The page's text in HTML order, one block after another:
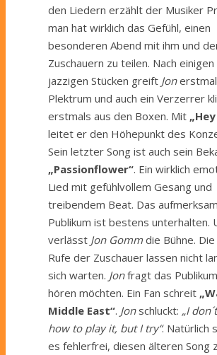
den Liedern erzählt der Musiker
man hat wirklich das Gefühl, einen
besonderen Abend mit ihm und
Zuschauern zu teilen. Nach
jazzigen Stücken greift Jon
Plektrum und auch ein Verzerrer
erstmals aus den Boxen. Mit
leitet er den Höhepunkt des
Sein letzter Song ist auch sein
„Passionflower“. Ein wirklich
Lied mit gefühlvollem Gesang und
treibendem Beat. Das
Publikum ist bestens unterhalten.
verlässt Jon Gomm die Bühne.
Rufe der Zuschauer lassen nicht
sich warten. Jonfragt das
hören möchten. Ein Fan schreit
Middle East“. Jonschluckt: „I
how to play it, but I try“. Natürlich
es fehlerfrei, diesen älteren Song